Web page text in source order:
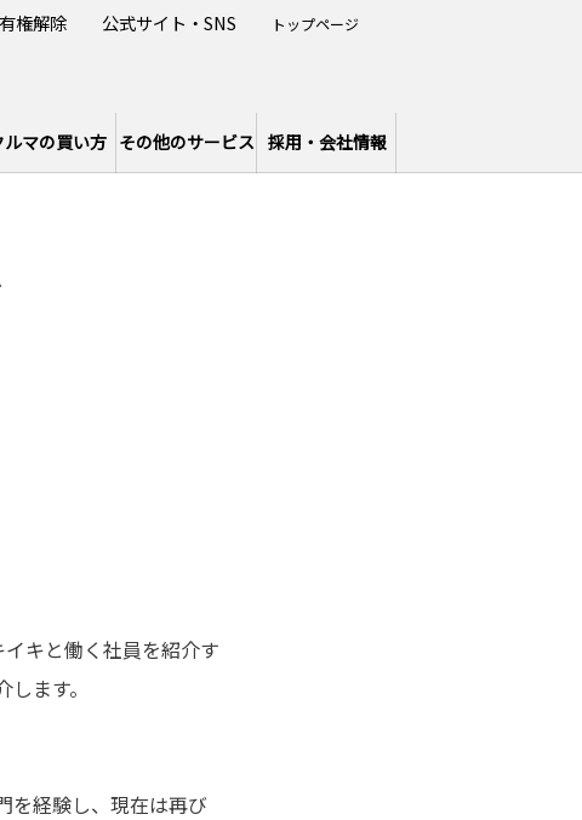
ルマの買い方 その他のサービス 採用・会社情報
権解除 公式サイト・SNS トップページ
キと働く社員を紹介す
ます。
を経験し、現在は再び